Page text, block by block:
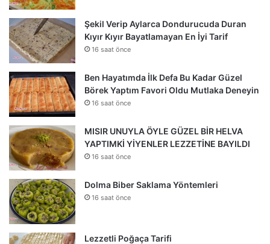
Şekil Verip Aylarca Dondurucuda Duran
Kıyır Kıyır Bayatlamayan En İyi Tarif
16 saat önce
Ben Hayatımda İlk Defa Bu Kadar Güzel
Börek Yaptım Favori Oldu Mutlaka Deneyin
16 saat önce
MISIR UNUYLA ÖYLE GÜZEL BİR HELVA
YAPTIMKİ YİYENLER LEZZETİNE BAYILDI
16 saat önce
Dolma Biber Saklama Yöntemleri
16 saat önce
Lezzetli Poğaça Tarifi